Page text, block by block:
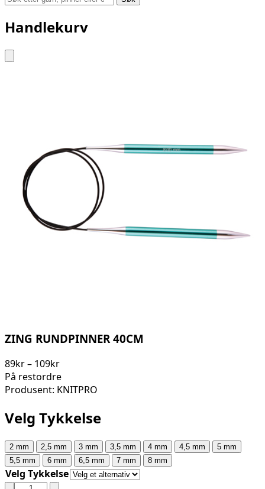
Handlekurv
ZING RUNDPINNER 40CM
89kr– 109krPrisområde:
89kr
til
På restordre
Produsent: KNITPRO
Velg Tykkelse
2 mm 2,5 mm 3 mm 3,5 mm 4 mm 4,5 mm
5 mm
5,5 mm
6 mm 6,5 mm 7 mm 8 mm
Velg Tykkelse